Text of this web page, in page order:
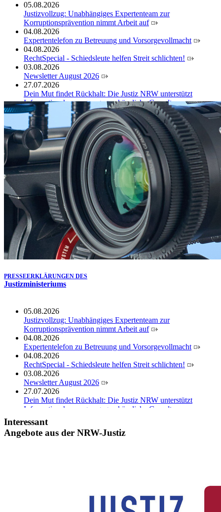
05.08.2026
Justizvollzug: Unabhängiges Expertenteam zur
Korruptionsprävention nimmt Arbeit auf
04.08.2026
Expertentelefon zu Betreuung und Vorsorgevollmacht
04.08.2026
RechtSpecial - Schiedsleute helfen Streit schlichten!
03.08.2026
Newsletter August 2026
27.07.2026
Dein Mut findet Rückhalt: Die Justiz NRW unterstützt
Informationskampagne gegen häusliche Gewalt
10.07.2026
Anerkennung für innovative Suizidpräventionsarbeit: JVA
Köln ausgezeichnet
14.07.2026
Justiz der Zukunft gemeinsam gestalten: Minister Limbach
zieht positive Bilanz des Projekts Zukunftswerkstatt Justiz
Nordrhein-Westfalen
01.07.2026
Newsletter Juli 2026
30.06.2026
288 Anwärterinnen und Anwärter des Jahrgangs 2024/2026
der Justizvollzugsschule NRW geehrt
30.06.2026
RechtSpecial - Schiedsleute helfen Streit schlichten!
PRESSEERKLÄRUNGEN DES
Justizministeriums
05.08.2026
Justizvollzug: Unabhängiges Expertenteam zur
Korruptionsprävention nimmt Arbeit auf
04.08.2026
Expertentelefon zu Betreuung und Vorsorgevollmacht
04.08.2026
RechtSpecial - Schiedsleute helfen Streit schlichten!
03.08.2026
Newsletter August 2026
27.07.2026
Dein Mut findet Rückhalt: Die Justiz NRW unterstützt
Informationskampagne gegen häusliche Gewalt
10.07.2026
Anerkennung für innovative Suizidpräventionsarbeit: JVA
Köln ausgezeichnet
288 Anwärterinnen und Anwärter des Jahrgangs 2024/2026
Interessant
Angebote aus der NRW-Justiz